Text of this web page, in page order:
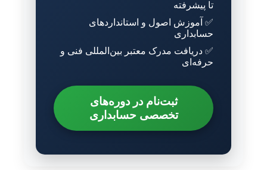
تا پیشرفته
✅ آموزش اصول و استانداردهای
حسابداری
✅ دریافت مدرک معتبر بین‌المللی فنی و
حرفه‌ای
ثبت‌نام در دوره‌های
تخصصی حسابداری